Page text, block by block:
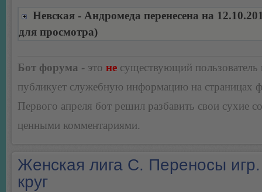
Невская - Андромеда перенесена на
для просмотра)
Бот форума - это не существующий пользователь
публикует служебную информацию на страницах
Первого апреля бот решил разбавить свои сухие
ценными комментариями.
Женская лига С. Переносы
круг